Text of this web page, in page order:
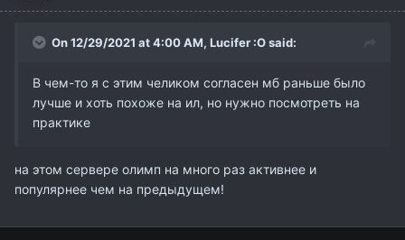
On 12/29/2021 at 4:00 AM, Lucifer :Osaid:
В чем-то я с этим челиком согласен мб раньше было
лучше и хоть похоже на ил, но нужно посмотреть на
практике
на этом сервере олимп на много раз активнее и
популярнее чем на предыдущем!